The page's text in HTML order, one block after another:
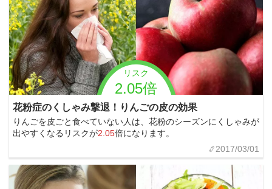
リスク
2.05倍
花粉症のくしゃみ撃退！りんごの皮の効果
りんごを皮ごと食べていない人は、花粉のシーズンにくしゃみが
出やすくなるリスクが2.05倍になります。
2017/03/01